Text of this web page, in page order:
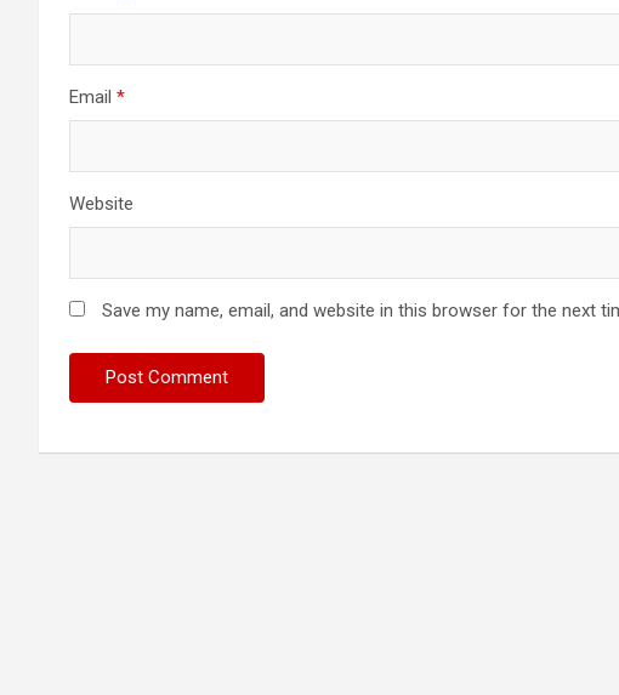
Email *
Website
Save my name, email, and website in this browser for the next